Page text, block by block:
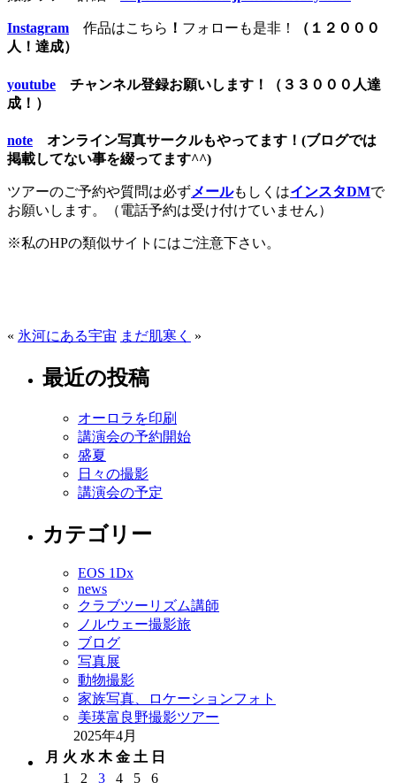
Instagram 作品はこちら ！ フォローも是非！
（１２０００
人！達成）
youtube チャンネル登録お願いします！（３３０００人達
成！）
note オンライン写真サークルもやってます！(ブログでは
掲載してない事を綴ってます^^)
ツアーのご予約や質問は必ずメールもしくはインスタDMで
お願いします。（電話予約は受け付けていません）
※私のHPの類似サイトにはご注意下さい。
« 氷河にある宇宙 まだ肌寒く »
最近の投稿
オーロラを印刷
講演会の予約開始
盛夏
日々の撮影
講演会の予定
カテゴリー
EOS 1Dx
news
クラブツーリズム講師
ノルウェー撮影旅
ブログ
写真展
動物撮影
家族写真、ロケーションフォト
美瑛富良野撮影ツアー
2025年4月
月 火 水 木 金 土 日
1 2 3 4 5
6